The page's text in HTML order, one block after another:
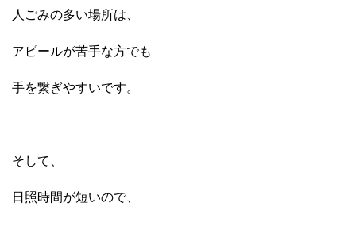
人ごみの多い場所は、
アピールが苦手な方でも
手を繋ぎやすいです。
そして、
日照時間が短いので、